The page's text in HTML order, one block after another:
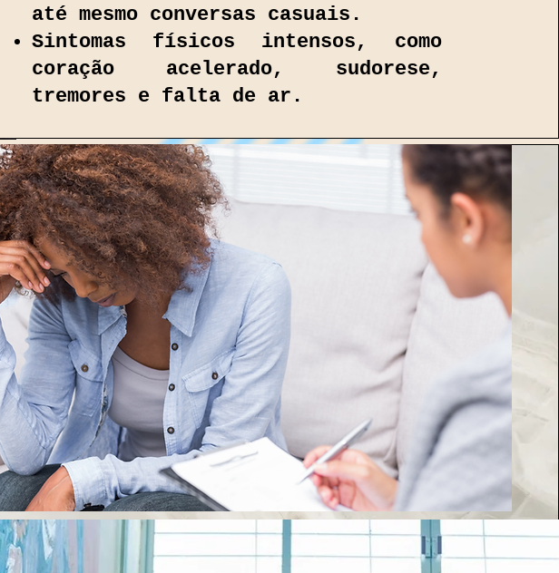
até mesmo conversas casuais.
Sintomas físicos intensos, como
coração acelerado, sudorese,
tremores e falta de ar.